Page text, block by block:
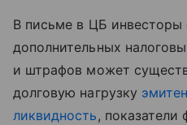
В письме в ЦБ инвесторы
дополнительных
и штрафов может
долговую нагрузку
ликвидность, показатели